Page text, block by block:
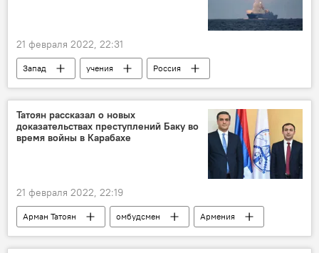
21 февраля 2022, 22:31
Запад учения
Россия
Политика
Татоян рассказал о новых
доказательствах преступлений Баку во
время войны в Карабахе
21 февраля 2022, 22:19
Арман Татоян омбудсмен
Армения
Новости Армения